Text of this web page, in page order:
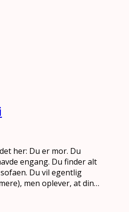
her: Du er mor. Du
engang. Du finder alt
Du vil egentlig
men oplever, at din…